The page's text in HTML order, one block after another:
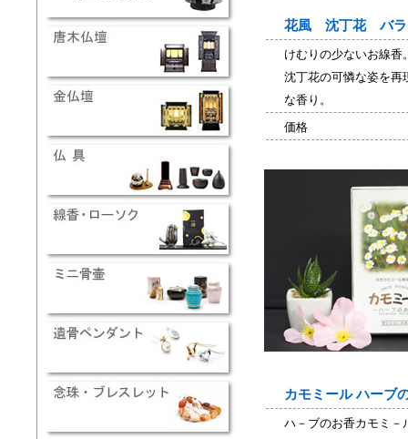
花風 沈丁花 バラ
けむりの少ないお線香
沈丁花の可憐な姿を再
な香り。
価格
カモミール ハーブ
ハ－ブのお香カモミ－